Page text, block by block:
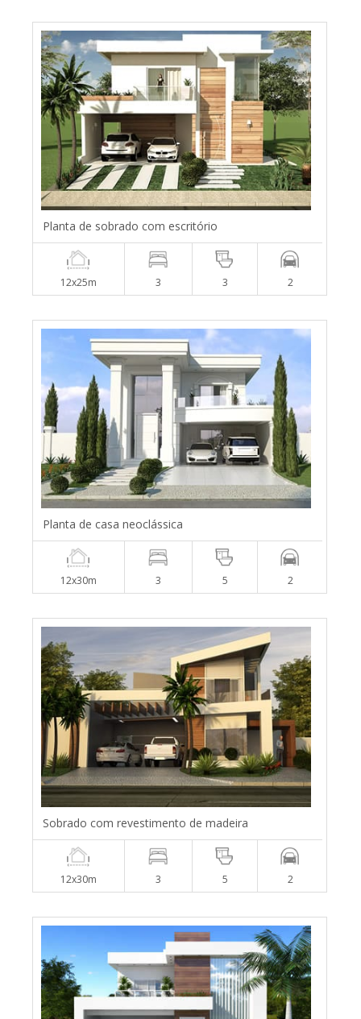
Planta de sobrado com escritório
12x25m 3 3 2
Planta de casa neoclássica
12x30m 3 5 2
Sobrado com revestimento de madeira
12x30m 3 5 2